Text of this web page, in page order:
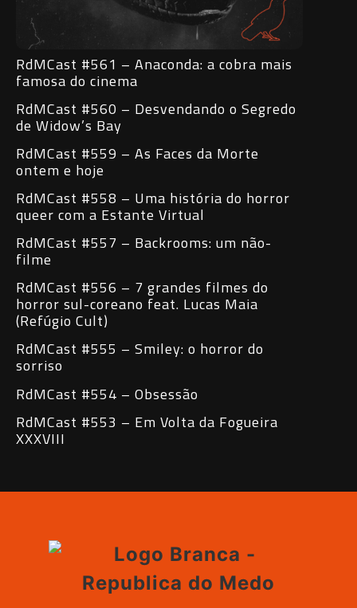
RdMCast #561 – Anaconda: a cobra mais
famosa do cinema
RdMCast #560 – Desvendando o Segredo
de Widow’s Bay
RdMCast #559 – As Faces da Morte
ontem e hoje
RdMCast #558 – Uma história do horror
queer com a Estante Virtual
RdMCast #557 – Backrooms: um não-
filme
RdMCast #556 – 7 grandes filmes do
horror sul-coreano feat. Lucas Maia
(Refúgio Cult)
RdMCast #555 – Smiley: o horror do
sorriso
RdMCast #554 – Obsessão
RdMCast #553 – Em Volta da Fogueira
XXXVIII